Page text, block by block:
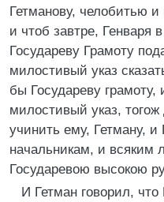
Гетманову, челобитью и
и чтоб завтре, Генваря
Государеву Грамоту
милостивый указ
бы Государеву грамоту,
милостивый указ,
учинить ему, Гетману,
начальникам, и всяким
Государевою высокою
И Гетман говорил,